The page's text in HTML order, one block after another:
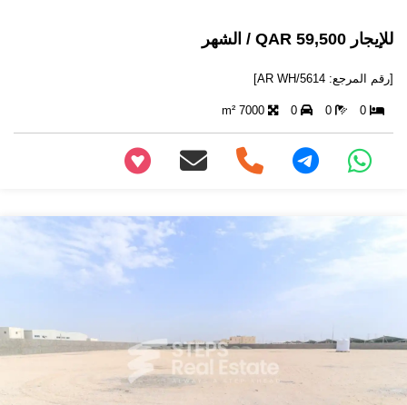
للإيجار 59,500 QAR / الشهر
[رقم المرجع: AR WH/5614]
0
0
0
7000 m²